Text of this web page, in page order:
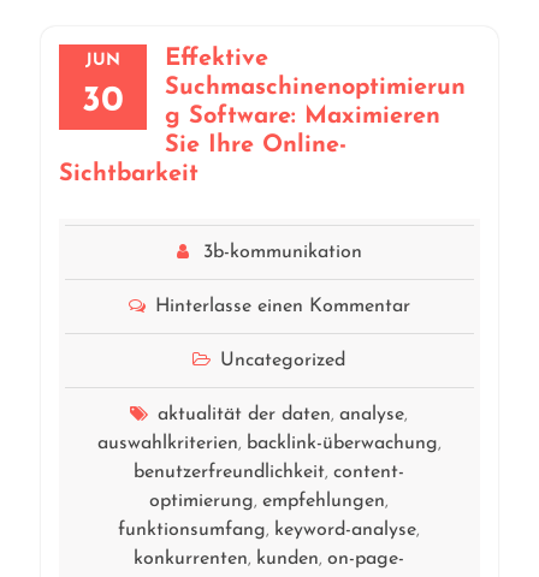
JUN
30
Effektive
Suchmaschinenoptimierun
g Software: Maximieren
Sie Ihre Online-
Sichtbarkeit
3b-kommunikation
Hinterlasse einen Kommentar
Uncategorized
aktualität der daten,analyse,
auswahlkriterien, backlink-überwachung,
benutzerfreundlichkeit,content-
optimierung,empfehlungen,
funktionsumfang, keyword-analyse,
konkurrenten, kunden,on-page-